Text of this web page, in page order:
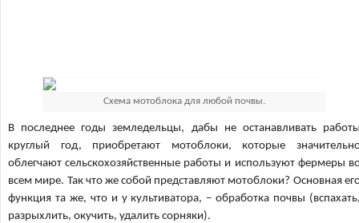
Схема мотоблока для любой почвы.
В последнее годы земледельцы, дабы не останавливать
круглый год, приобретают мотоблоки, которые
облегчают сельскохозяйственные работы и используют фермеры
всем мире. Так что же собой представляют мотоблоки? Основная
функция та же, что и у культиватора, – обработка почвы
разрыхлить, окучить, удалить сорняки).